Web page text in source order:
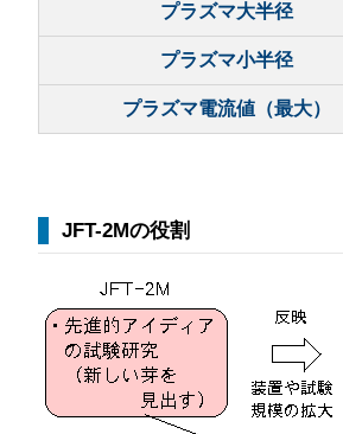
プラズマ大半径
プラズマ小半径
プラズマ電流値（最大）
JFT-2Mの役割